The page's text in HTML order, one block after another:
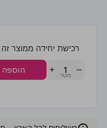
רכישת יחידה ממוצר זה תצברו
−
+